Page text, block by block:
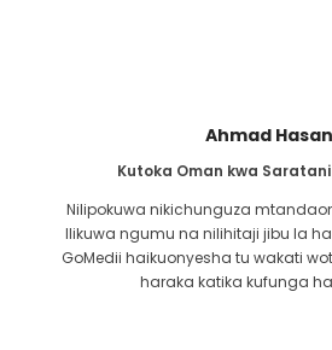
Ahmad Hasan
Kutoka Oman kwa
Nilipokuwa nikichunguza
Ilikuwa ngumu na nilihitaji jibu la
GoMedii haikuonyesha tu wakati
haraka katika kufunga